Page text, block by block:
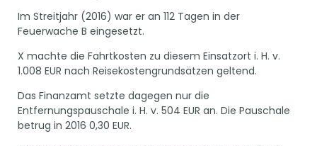
Im Streitjahr (2016) war er an 112 Tagen in der
Feuerwache B eingesetzt.
X machte die Fahrtkosten zu diesem Einsatzort i. H. v.
1.008 EUR nach Reisekostengrundsätzen geltend.
Das Finanzamt setzte dagegen nur die
Entfernungspauschale i. H. v. 504 EUR an. Die Pauschale
betrug in 2016 0,30 EUR.